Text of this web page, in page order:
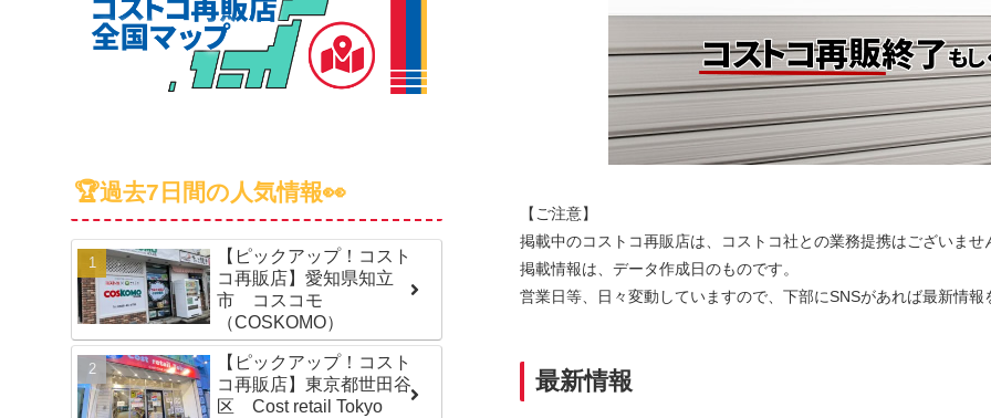
【ご注意】
掲載中のコストコ再販店は、コストコ社との業務提携はございませ
掲載情報は、データ作成日のものです。
営業日等、日々変動していますので、下部にSNSがあれば最新情報
最新情報
🏆過去7日間の人気情報👀
【ピックアップ！コスト
コ再販店】愛知県知立
市 コスコモ
（COSKOMO）
【ピックアップ！コスト
コ再販店】東京都世田谷
区 Cost retail Tokyo